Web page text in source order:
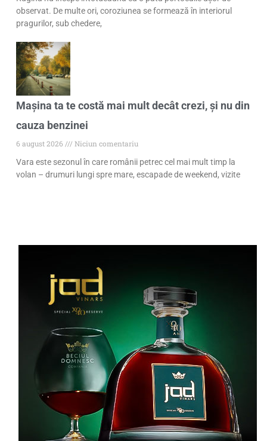
observat. De multe ori, coroziunea se formează în interiorul
pragurilor, sub chedere,
Mașina ta te costă mai mult decât crezi, și nu din
cauza benzinei
6 august 2026
Niciun comentariu
Vara este sezonul în care românii petrec cel mai mult timp la
volan – drumuri lungi spre mare, escapade de weekend, vizite